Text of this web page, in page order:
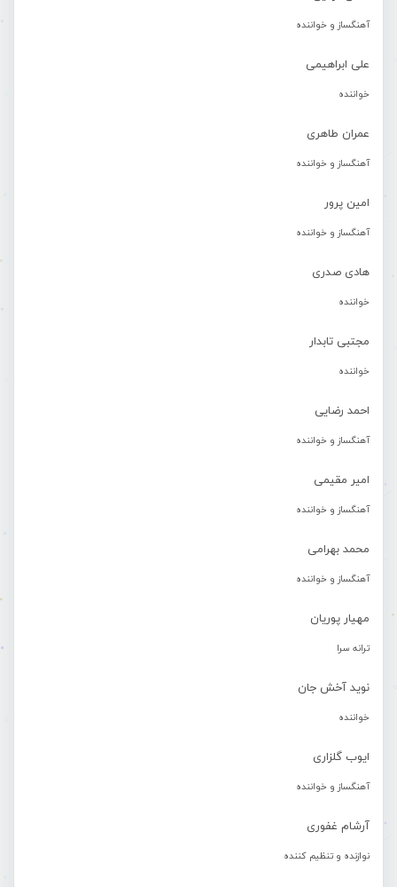
آهنگساز و خواننده
علی ابراهیمی
خواننده
عمران طاهری
آهنگساز و خواننده
امین پرور
آهنگساز و خواننده
هادی صدری
خواننده
مجتبی تابدار
خواننده
احمد رضایی
آهنگساز و خواننده
امیر مقیمی
آهنگساز و خواننده
محمد بهرامی
آهنگساز و خواننده
مهیار پوریان
ترانه سرا
نوید آخش جان
خواننده
ایوب گلزاری
آهنگساز و خواننده
آرشام غفوری
نوازنده و تنظیم کننده